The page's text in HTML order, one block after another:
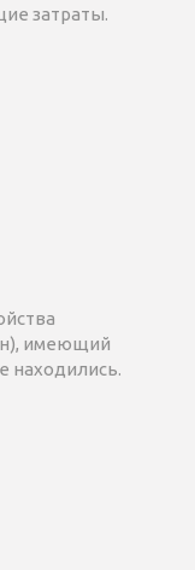
затраты.
имеющий
находились.